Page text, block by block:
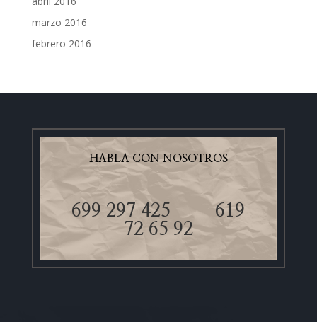
marzo 2016
febrero 2016
HABLA CON NOSOTROS
699 297 425619
72 65 92